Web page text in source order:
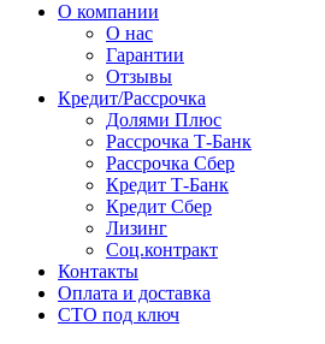
О компании
О нас
Гарантии
Отзывы
Кредит/Рассрочка
Долями Плюс
Рассрочка Т-Банк
Рассрочка Сбер
Кредит Т-Банк
Кредит Сбер
Лизинг
Соц.контракт
Контакты
Оплата и доставка
СТО под ключ